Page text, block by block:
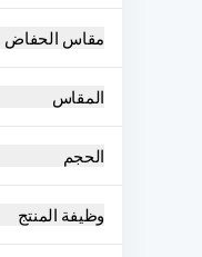
مقاس الحفاض
المقاس
الحجم
وظيفة المنتج